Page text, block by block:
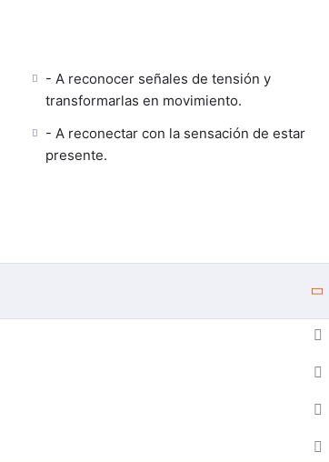
- A reconocer señales de tensión y
transformarlas en movimiento.
- A reconectar con la sensación de estar
presente.